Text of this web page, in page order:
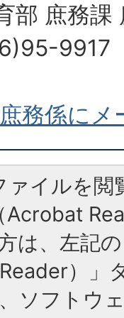
部 庶務課
9917
務係にメ
ァイルを閲
Acrobat
は、左記
）」
ソフトウ